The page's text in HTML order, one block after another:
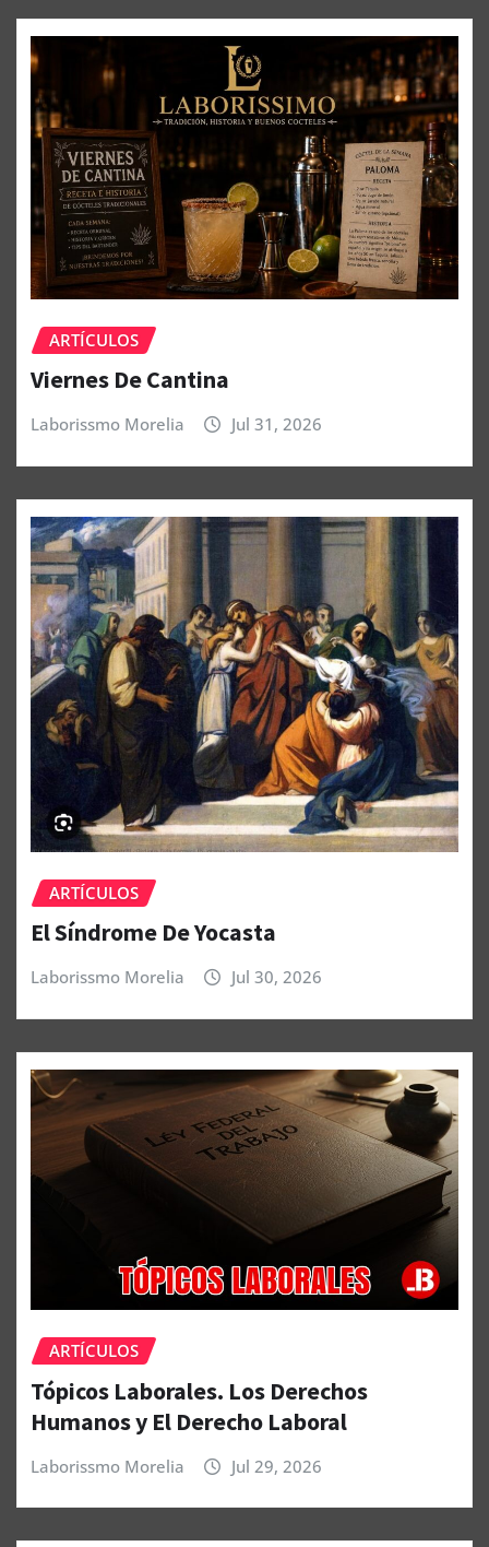
ARTÍCULOS
Viernes De Cantina
Laborissmo Morelia Jul 31, 2026
ARTÍCULOS
El Síndrome De Yocasta
Laborissmo Morelia Jul 30, 2026
ARTÍCULOS
Tópicos Laborales. Los Derechos
Humanos y El Derecho Laboral
Laborissmo Morelia Jul 29, 2026